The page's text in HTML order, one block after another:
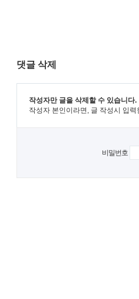
댓글 삭제
작성자만 글을 삭제할 수 있습니다.
작성자 본인이라면, 글 작성시 입
비밀번호